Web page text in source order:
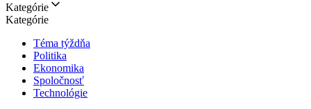
Kategórie
Kategórie
Téma týždňa
Politika
Ekonomika
Spoločnosť
Technológie